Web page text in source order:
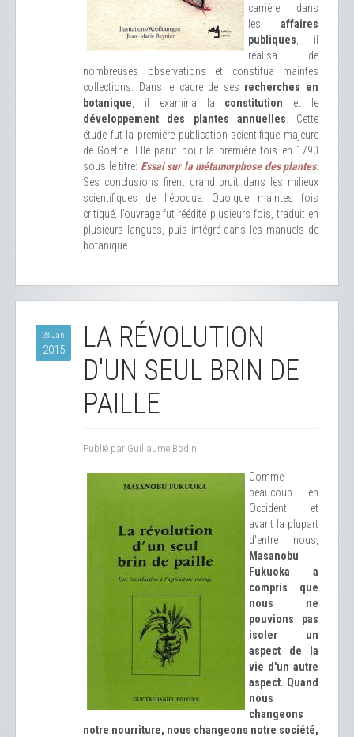
carrière dans
les affaires
publiques , il
réalisa de
nombreuses observations et constitua maintes
collections. Dans le cadre de ses recherches en
botanique , il examina la constitution et le
développement des plantes annuelles . Cette
étude fut la première publication scientifique majeure
de Goethe. Elle parut pour la première fois en 1790
sous le titre: Essai sur la métamorphose des plantes.
Ses conclusions firent grand bruit dans les milieux
scientifiques de l’époque. Quoique maintes fois
critiqué, l’ouvrage fut réédité plusieurs fois, traduit en
plusieurs langues, puis intégré dans les manuels de
botanique.
28 Jan
2015
LA RÉVOLUTION
D'UN SEUL BRIN DE
PAILLE
Publié par Guillaume Bodin.
Comme
beaucoup en
Occident et
avant la plupart
d'entre nous,
Masanobu
Fukuoka a
compris que
nous ne
pouvions pas
isoler un
aspect de la
vie d'un autre
aspect. Quand
nous
changeons
notre nourriture, nous changeons notre société,